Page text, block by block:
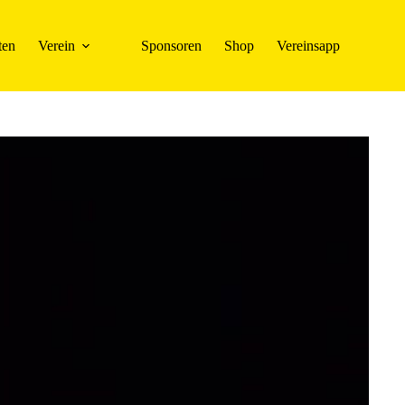
Verein Sponsoren Shop Vereinsapp